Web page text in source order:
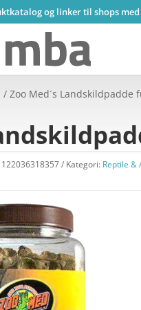
og linker til shops
/ Zoo Med´s Landskildpadde
Kategori: Reptile &